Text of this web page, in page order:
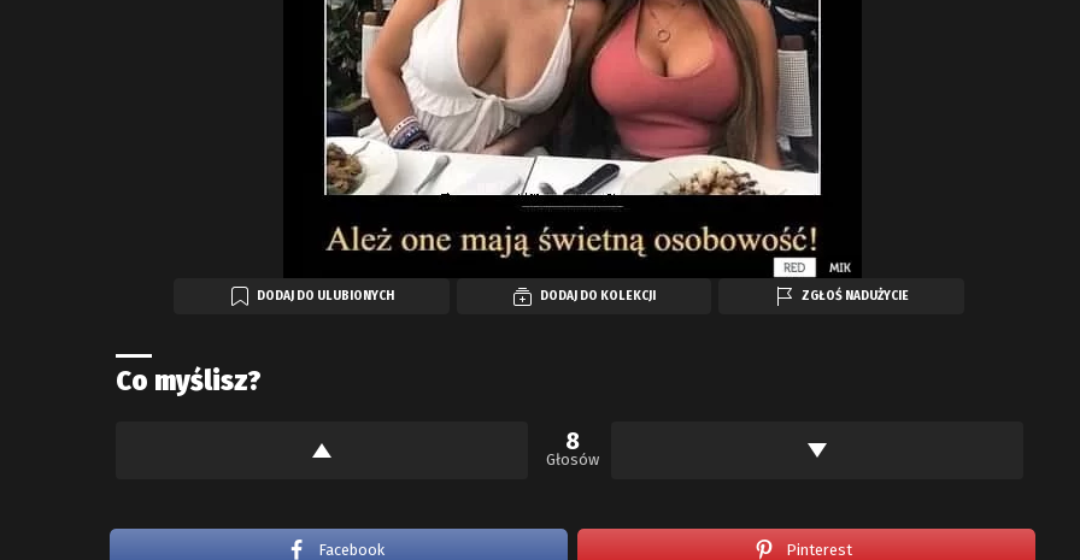
DODAJ DO ULUBIONYCH DODAJ DO KOLEKCJI ZGŁOŚ NADUŻYCIE
Co myślisz?
8
Głosów
Facebook Pinterest